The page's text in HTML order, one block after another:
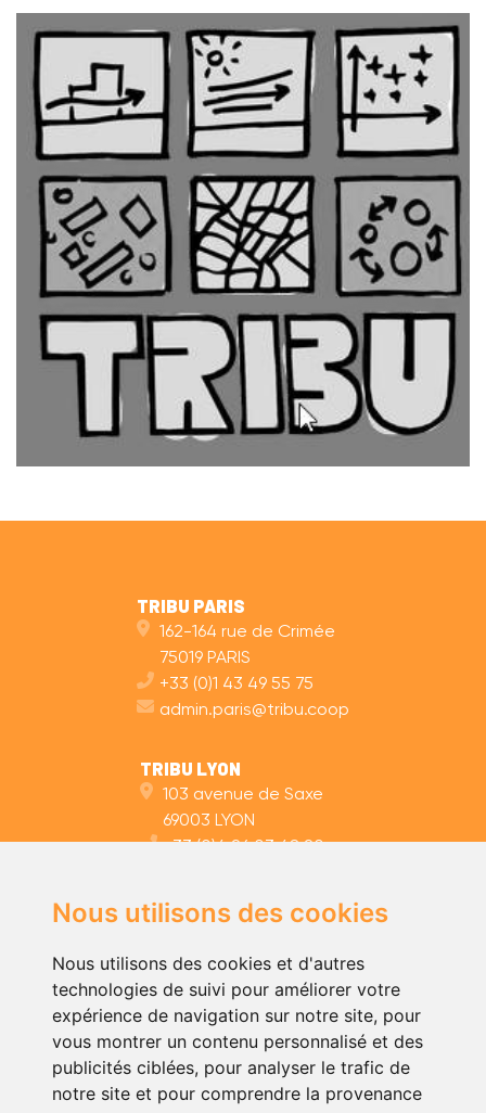
Nous utilisons des cookies
Nous utilisons des cookies et d'autres
technologies de suivi pour améliorer votre
expérience de navigation sur notre site, pour
vous montrer un contenu personnalisé et des
publicités ciblées, pour analyser le trafic de
notre site et pour comprendre la provenance
TRIBU PARIS
162-164 rue de Crimée
75019 PARIS
+33 (0)1 43 49 55 75
admin.paris@tribu.coop
TRIBU LYON
103 avenue de Saxe
69003 LYON
+33 (0)4 26 03 48 20
35 rue des Olivettes
44000 NANTES
+33 (0)2 59 10 11 40
admin.nantes@tribu.coop